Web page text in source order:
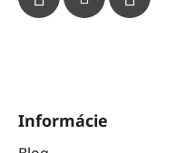
Informácie